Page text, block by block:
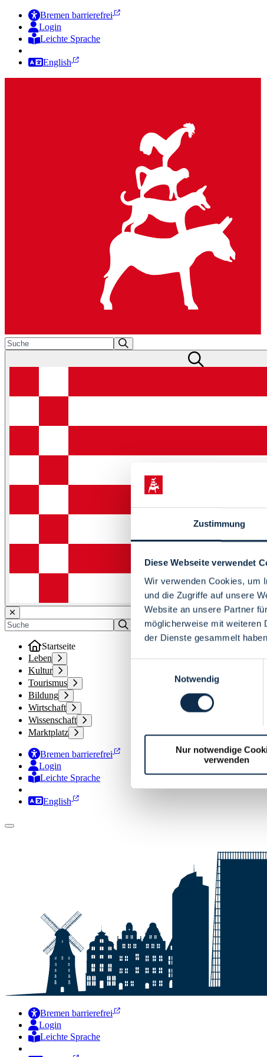
Zustimmung
Diese Webseite verwendet
Wir verwenden Cookies, um
und die Zugriffe auf unsere
Website an unsere Partner
möglicherweise mit weiteren
der Dienste gesammelt
Notwendig
Nur notwendige
verwenden
Bremen barrierefrei
Login
Leichte Sprache
English
Startseite
Leben
Kultur
Tourismus
Bildung
Wirtschaft
Wissenschaft
Marktplatz
Bremen barrierefrei
Login
Leichte Sprache
Zur Deutschen Gebärdensprache
English
Bremen barrierefrei
Login
Leichte Sprache